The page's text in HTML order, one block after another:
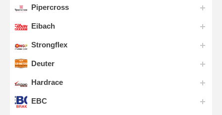
Pipercross
Eibach
Strongflex
Deuter
Hardrace
EBC